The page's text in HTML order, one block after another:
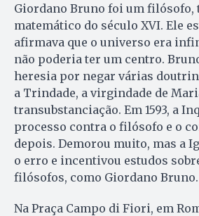
Giordano Bruno foi um filósofo,
matemático do século XVI. Ele
afirmava que o universo era
não poderia ter um centro.
heresia por negar várias
a Trindade, a virgindade de
transubstanciação. Em 1593, a
processo contra o filósofo e o
depois. Demorou muito, mas a
o erro e incentivou estudos
filósofos, como Giordano Bruno.
Na Praça Campo di Fiori, em